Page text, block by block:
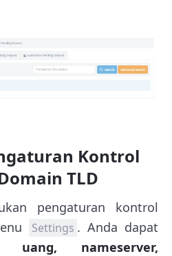
Kontrol
TLD
pengaturan kontrol
Settings . Anda dapat
nameserver,